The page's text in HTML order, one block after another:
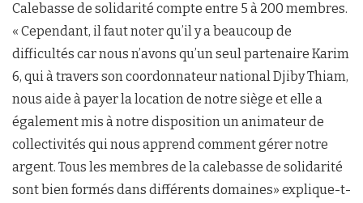
Calebasse de solidarité compte entre 5 à 200 membres.
« Cependant, il faut noter qu’il y a beaucoup de
difficultés car nous n’avons qu’un seul partenaire Karim
6, qui à travers son coordonnateur national Djiby Thiam,
nous aide à payer la location de notre siège et elle a
également mis à notre disposition un animateur de
collectivités qui nous apprend comment gérer notre
argent. Tous les membres de la calebasse de solidarité
sont bien formés dans différents domaines» explique-t-